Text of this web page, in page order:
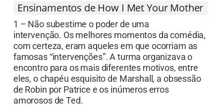
Ensinamentos de How I Met Your Mother
1 – Não subestime o poder de uma
intervenção. Os melhores momentos da comédia,
com certeza, eram aqueles em que ocorriam as
famosas “intervenções”. A turma organizava o
encontro para os mais diferentes motivos, entre
eles, o chapéu esquisito de Marshall, a obsessão
de Robin por Patrice e os inúmeros erros
amorosos de Ted.